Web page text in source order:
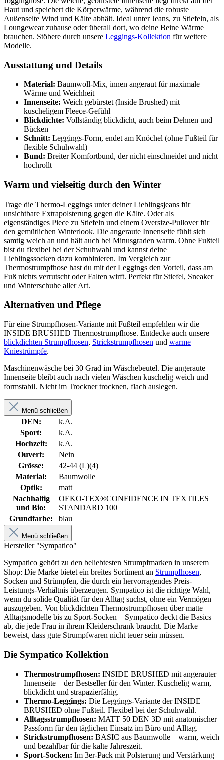
Haut und speichert die Körperwärme, während die robuste
Außenseite Wind und Kälte abhält. Ideal unter Jeans, zu Stiefeln, als
Loungewear zuhause oder überall dort, wo deine Beine Wärme
brauchen. Stöbere durch unsere Leggings-Kollektion für weitere
Modelle.
Ausstattung und Details
Material: Baumwoll-Mix, innen angeraut für maximale
Wärme und Weichheit
Innenseite: Weich gebürstet (Inside Brushed) mit
kuscheligem Fleece-Gefühl
Blickdichte: Vollständig blickdicht, auch beim Dehnen und
Bücken
Schnitt: Leggings-Form, endet am Knöchel (ohne Fußteil für
flexible Schuhwahl)
Bund: Breiter Komfortbund, der nicht einschneidet und nicht
hochrollt
Warm und vielseitig durch den Winter
Trage die Thermo-Leggings unter deiner Lieblingsjeans für
unsichtbare Extrapolsterung gegen die Kälte. Oder als
eigenständiges Piece zu Stiefeln und einem Oversize-Pullover für
den gemütlichen Winterlook. Die angeraute Innenseite fühlt sich
samtig weich an und hält auch bei Minusgraden warm. Ohne Fußteil
bist du flexibel bei der Schuhwahl und kannst deine
Lieblingssocken dazu kombinieren. Im Vergleich zur
Thermostrumpfhose hast du mit der Leggings den Vorteil, dass am
Fuß nichts verrutscht oder Falten wirft. Perfekt für Stiefel, Sneaker
und Winterschuhe aller Art.
Alternativen und Pflege
Für eine Strumpfhosen-Variante mit Fußteil empfehlen wir die
INSIDE BRUSHED Thermostrumpfhose. Entdecke auch unsere
blickdichten Strumpfhosen, Strickstrumpfhosen und warme
Kniestrümpfe.
Maschinenwäsche bei 30 Grad im Wäschebeutel. Die angeraute
Innenseite bleibt auch nach vielen Wäschen kuschelig weich und
formstabil. Nicht im Trockner trocknen, flach auslegen.
Menü schließen
DEN:
k.A.
Sport:
k.A.
Hochzeit:
k.A.
Ouvert:
Nein
Grösse:
42-44 (L)(4)
Material:
Baumwolle
Optik:
matt
Nachhaltig
und Bio:
OEKO-TEX®CONFIDENCE IN TEXTILES
STANDARD 100
Grundfarbe:
blau
Menü schließen
Hersteller "Sympatico"
Sympatico gehört zu den beliebtesten Strumpfmarken in unserem
Shop: Die Marke bietet ein breites Sortiment an Strumpfhosen,
Socken und Strümpfen, die durch ein hervorragendes Preis-
Leistungs-Verhältnis überzeugen. Sympatico ist die richtige Wahl,
wenn du solide Qualität für den Alltag suchst, ohne ein Vermögen
auszugeben. Von blickdichten Thermostrumpfhosen über matte
Alltagsmodelle bis zu Sport-Socken – Sympatico deckt die Basics
ab, die jede Frau in ihrem Kleiderschrank braucht. Die Marke
beweist, dass gute Strumpfwaren nicht teuer sein müssen.
Die Sympatico Kollektion
Thermostrumpfhosen: INSIDE BRUSHED mit angerauter
Innenseite – der Bestseller für den Winter. Kuschelig warm,
blickdicht und strapazierfähig.
Thermo-Leggings: Die Leggings-Variante der INSIDE
BRUSHED ohne Fußteil. Flexibel bei der Schuhwahl.
Alltagsstrumpfhosen: MATT 50 DEN 3D mit anatomischer
Passform für den täglichen Einsatz im Büro und Alltag.
Strickstrumpfhosen: BASIC aus Baumwolle – warm, weich
und bezahlbar für die kalte Jahreszeit.
Sport-Socken: Im 3er-Pack mit Polsterung und Verstärkung